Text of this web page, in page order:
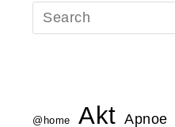
@home Akt Apnoe